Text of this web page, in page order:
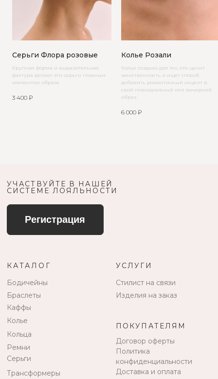
Серьги Флора розовые
Крупная форма и выразительная
фактура делают эти серьги главным
элементом образа
3 400 ₽
Колье Розали
Колье создано для тех, кто ценит
женственность и ищет способ
добавить романтичный акцент в
свой повседневный или вечерний
образ
6 000 ₽